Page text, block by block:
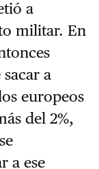
a
militar. En
a
europeos
del 2%,
a ese